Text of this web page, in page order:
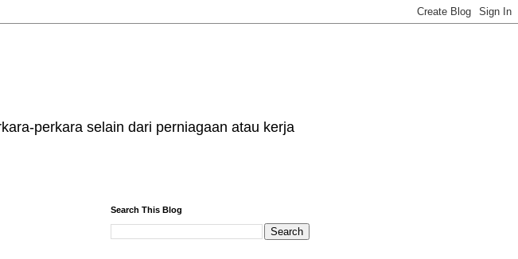
perkara selain dari perniagaan atau kerja
Search This Blog